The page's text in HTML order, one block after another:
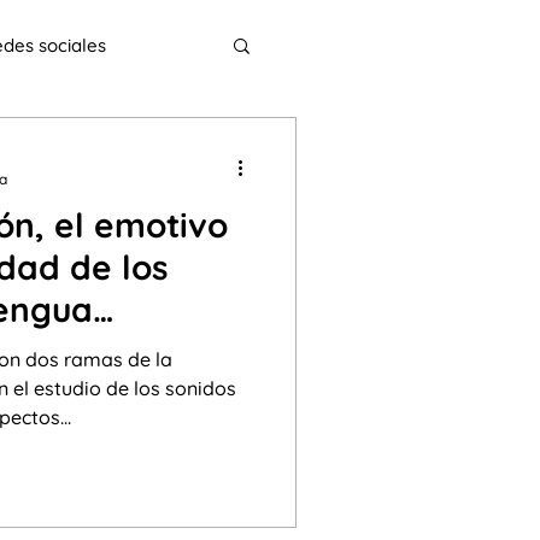
sociales
Interculturalidad
coma
el emotivo
de los
dos ramas de la
el estudio de los sonidos